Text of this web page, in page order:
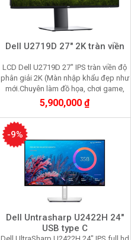
Dell U2719D 27" 2K tràn viền
LCD Dell U2719D 27" IPS tràn viền độ
phân giải 2K (Màn nhập khẩu đẹp như
mới.Chuyên làm đồ họa, chơi game,
nhìn lâu không mỏi mắt)
5,900,000 ₫
Dell Untrasharp U2422H 24"
USB type C
-9%